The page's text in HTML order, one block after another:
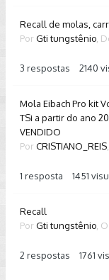
Recall de molas,
Por Gti tungstênio
3 respostas 2140
Mola Eibach Pro kit
TSi a partir do ano
VENDIDO
Por CRISTIANO_REIS
1 resposta 1451
Recall
Por Gti tungstênio
2 respostas 1761